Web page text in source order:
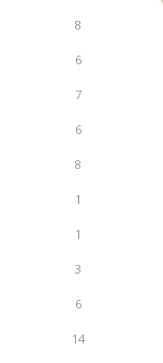
8
6
7
6
8
1
1
3
6
14